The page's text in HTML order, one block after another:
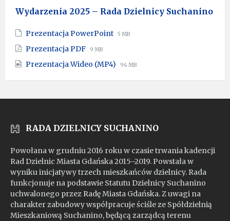
Wydarzenia 2025 – Rada Dzielnicy Suchanino
Prezentacja PowerPoint File
File
5 MB
Prezentacja PDF File
pdf
File
9 MB
Prezentacja Wideo (MP4) File
mp4
File
94 MB
RADA DZIELNICY SUCHANINO
Powołana w grudniu 2016 roku w czasie trwania kadencji
Rad Dzielnic Miasta Gdańska 2015–2019. Powstała w
wyniku inicjatywy trzech mieszkańców dzielnicy. Rada
funkcjonuje na podstawie Statutu Dzielnicy Suchanino
uchwalonego przez Radę Miasta Gdańska. Z uwagi na
charakter zabudowy współpracuje ściśle ze Spółdzielnią
Mieszkaniową Suchanino, będącą zarządcą terenu